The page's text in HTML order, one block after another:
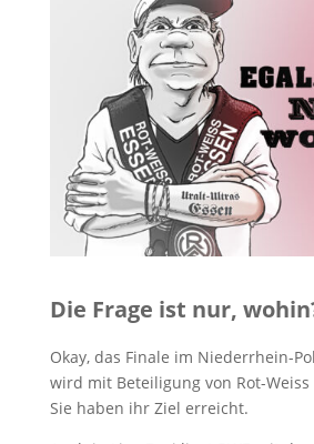
Die Frage ist nur,
Okay, das Finale im Niederrhein-
wird mit Beteiligung von Rot-
Sie haben ihr Ziel erreicht.